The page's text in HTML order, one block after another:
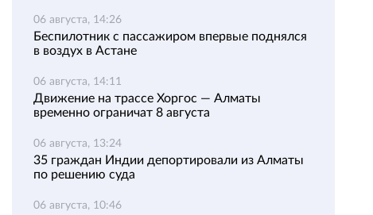
06 августа, 14:26
Беспилотник с пассажиром впервые поднялся
в воздух в Астане
06 августа, 14:11
Движение на трассе Хоргос — Алматы
временно ограничат 8 августа
06 августа, 13:24
35 граждан Индии депортировали из Алматы
по решению суда
06 августа, 10:46